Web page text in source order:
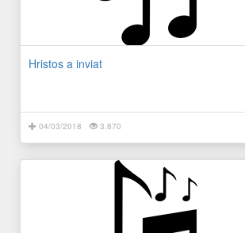
Hristos a inviat
04/03/2018 3.870